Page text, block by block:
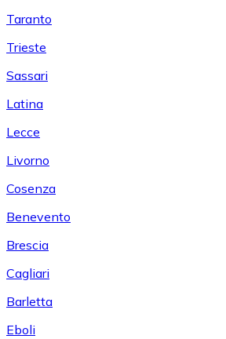
Taranto
Trieste
Sassari
Latina
Lecce
Livorno
Cosenza
Benevento
Brescia
Cagliari
Barletta
Eboli